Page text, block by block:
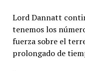
Lord Dannatt
tenemos los
fuerza sobre el
prolongado de